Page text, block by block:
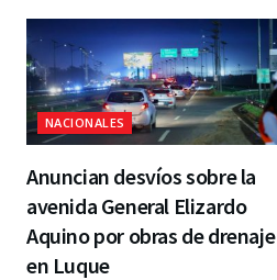
NACIONALES
Anuncian desvíos sobre la
avenida General Elizardo
Aquino por obras de drenaje
en Luque